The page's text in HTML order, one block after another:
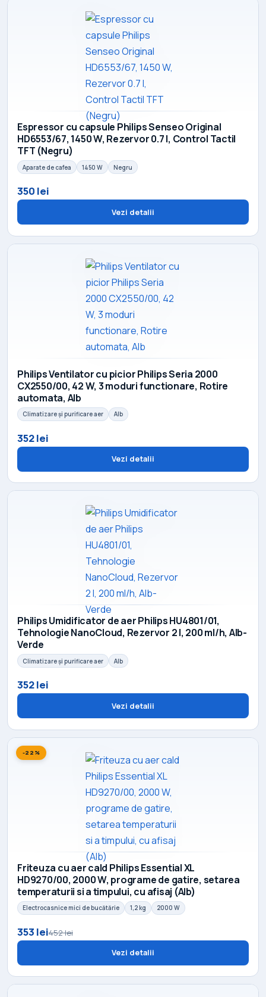
Espressor cu capsule Philips Senseo Original
HD6553/67, 1450 W, Rezervor 0.7 l, Control Tactil
TFT (Negru)
Aparate de cafea 1450 W Negru
350 lei
Vezi detalii
Philips Ventilator cu picior Philips Seria 2000
CX2550/00, 42 W, 3 moduri functionare, Rotire
automata, Alb
Climatizare și purificare aer Alb
352 lei
Vezi detalii
Philips Umidificator de aer Philips HU4801/01,
Tehnologie NanoCloud, Rezervor 2 l, 200 ml/h, Alb-
Verde
Climatizare și purificare aer Alb
352 lei
Vezi detalii
-22%
Friteuza cu aer cald Philips Essential XL
HD9270/00, 2000 W, programe de gatire, setarea
temperaturii si a timpului, cu afisaj (Alb)
Electrocasnice mici de bucătărie 1,2 kg 2000 W
353 lei452 lei
Vezi detalii